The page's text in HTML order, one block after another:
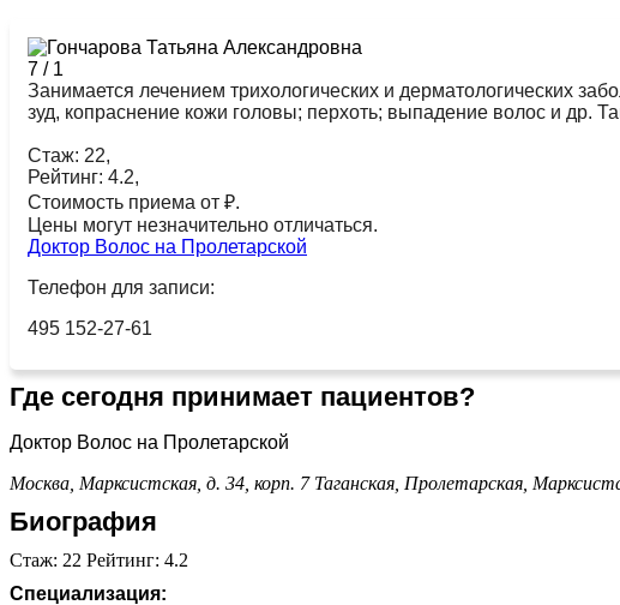
7 / 1
Занимается лечением трихологических и дерматологических
зуд, копраснение кожи головы; перхоть; выпадение волос и
Стаж: 22,
Рейтинг: 4.2,
Стоимость приема от ₽.
Цены могут незначительно отличаться.
Доктор Волос на Пролетарской
Телефон для записи:
495 152-27-61
Где сегодня принимает пациентов?
Доктор Волос на Пролетарской
Москва, Марксистская, д. 34, корп. 7 Таганская, Пролетарская,
Биография
Стаж: 22 Рейтинг: 4.2
Специализация: